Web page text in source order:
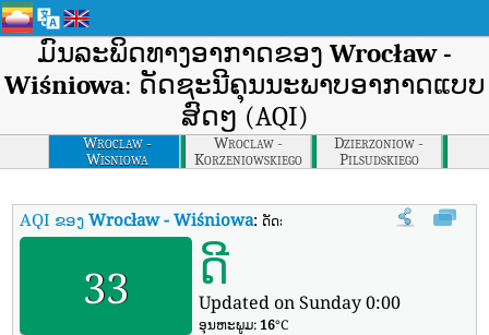
ມົນລະພິດທາງອາກາດຂອງ Wrocław -
Wiśniowa: ດັດຊະນີຄຸນນະພາບອາກາດແບບ
ສົດໆ (AQI)
Wroclaw -
Wisniowa
Wroclaw -
Korzeniowskiego
Dzierzoniow -
Pilsudskiego
AQI ຂອງWrocław - Wiśniowa: ດັດຊະນີຄຸນນະພາບອາກາດຕາມເວລາຈິງຂ
33 ດີ
Updated on Sunday 0:00
ອຸນ​ຫະ​ພູມ: 16°C